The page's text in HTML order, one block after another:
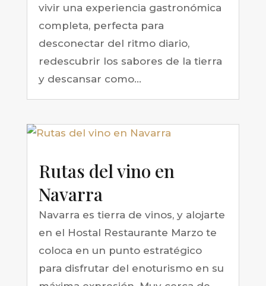
vivir una experiencia gastronómica
completa, perfecta para
desconectar del ritmo diario,
redescubrir los sabores de la tierra
y descansar como...
Rutas del vino en
Navarra
Navarra es tierra de vinos, y alojarte
en el Hostal Restaurante Marzo te
coloca en un punto estratégico
para disfrutar del enoturismo en su